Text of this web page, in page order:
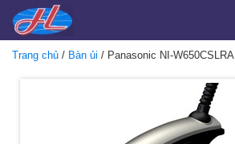
Trang chủ / Bàn ủi / Panasonic NI-W650CSLRA